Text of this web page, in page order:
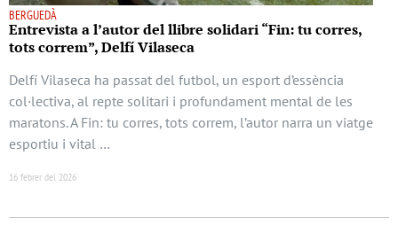
BERGUEDÀ
Entrevista a l’autor del llibre solidari “Fin: tu corres,
tots correm”, Delfí Vilaseca
Delfí Vilaseca ha passat del futbol, un esport d’essència
col·lectiva, al repte solitari i profundament mental de les
maratons. A Fin: tu corres, tots correm, l’autor narra un viatge
esportiu i vital …
16 febrer del 2026